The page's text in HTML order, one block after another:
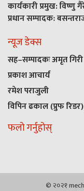
कार्यकारी प्रमुख: विष्णु
प्रधान सम्पादक:
न्यूज डेक्स
सह–सम्पादकः अमृत गिरी
प्रकाश आचार्य
रमेश पराजुली
विपिन ढकाल (प्रुफ रिडर)
फलो गर्नुहोस्
© २०२१